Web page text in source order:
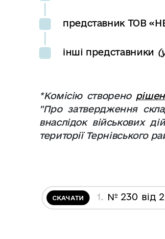
представник ТОВ
інші представники
*Комісію створено
"Про затвердження
внаслідок військових
території Тернівського
СКАЧАТИ 1. № 230 від